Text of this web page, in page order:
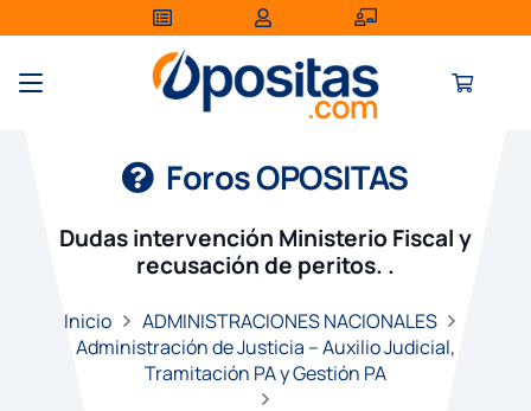
Foros OPOSITAS
Dudas intervención Ministerio Fiscal y
recusación de peritos. .
Inicio
ADMINISTRACIONES NACIONALES
Administración de Justicia – Auxilio Judicial,
Tramitación PA y Gestión PA